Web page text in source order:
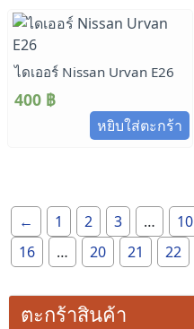
ไดเออร์ Nissan Urvan E26
400 ฿
หยิบใส่ตะกร้า
← 1 2 3 … 10
16
… 20 21 22
ตะกร้าสินค้า